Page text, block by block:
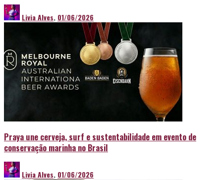
Livia Alves, 01/06/2026
Praya une cerveja, surf e sustentabilidade em evento de
conservação marinha no Brasil
Livia Alves, 01/06/2026